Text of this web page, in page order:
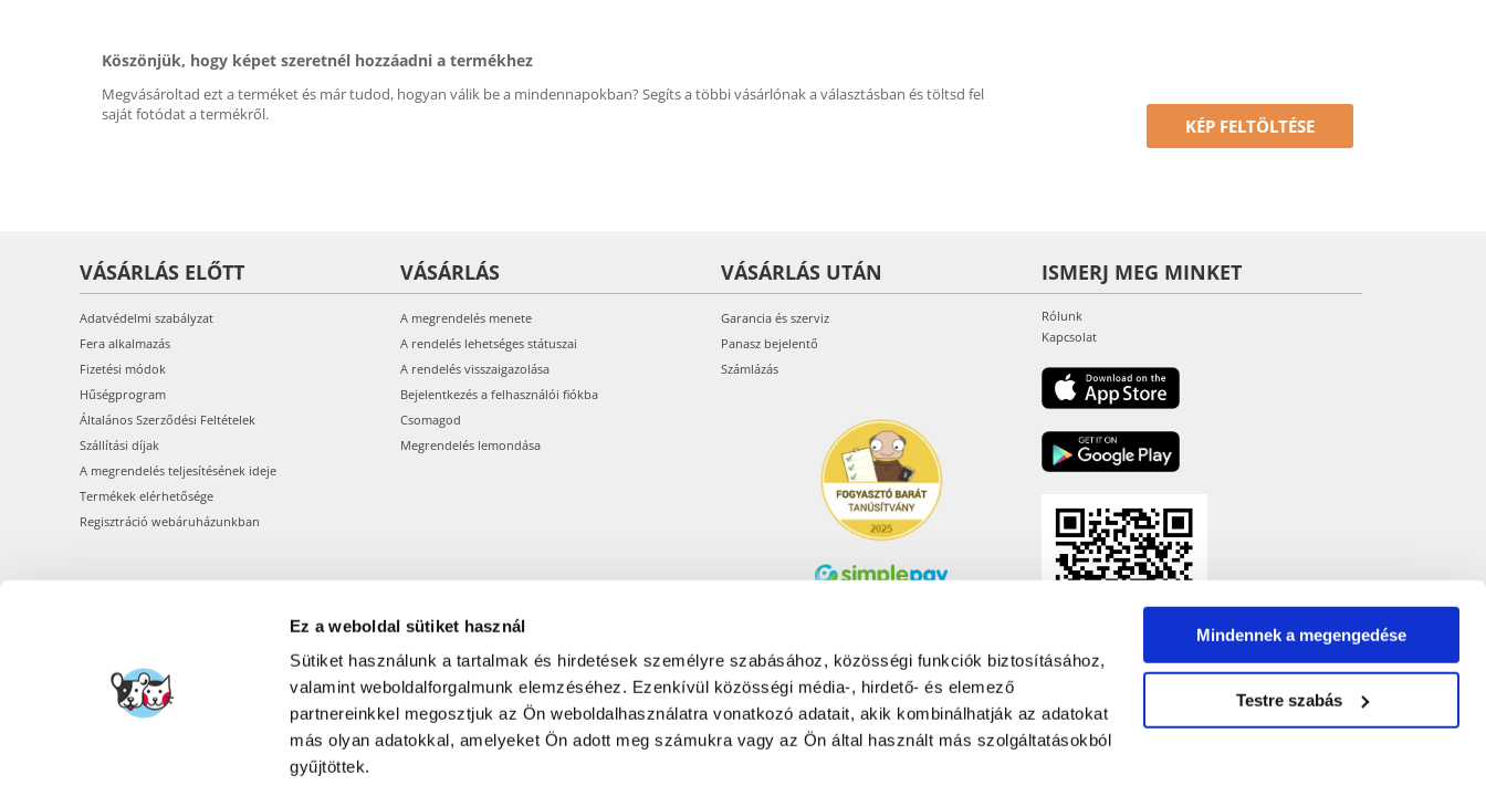
Ez a weboldal sütiket használ
Sütiket használunk a tartalmak és hirdetések személyre szabásához, közösségi funkciók biztosításához,
valamint weboldalforgalmunk elemzéséhez. Ezenkívül közösségi média-, hirdető- és elemező
partnereinkkel megosztjuk az Ön weboldalhasználatra vonatkozó adatait, akik kombinálhatják az adatokat
más olyan adatokkal, amelyeket Ön adott meg számukra vagy az Ön által használt más szolgáltatásokból
gyűjtöttek.
Mindennek a megengedése
Testre szabás
Köszönjük, hogy képet szeretnél hozzáadni a termékhez
Megvásároltad ezt a terméket és már tudod, hogyan válik be a mindennapokban? Segíts a többi vásárlónak a választásban és töltsd fel
saját fotódat a termékről.
KÉP FELTÖLTÉSE
VÁSÁRLÁS ELŐTT
Adatvédelmi szabályzat
Fera alkalmazás
Fizetési módok
Hűségprogram
Általános Szerződési Feltételek
Szállítási díjak
A megrendelés teljesítésének ideje
Termékek elérhetősége
Regisztráció webáruházunkban
VÁSÁRLÁS
A megrendelés menete
A rendelés lehetséges státuszai
A rendelés visszaigazolása
Bejelentkezés a felhasználói fiókba
Csomagod
Megrendelés lemondása
VÁSÁRLÁS UTÁN
Garancia és szerviz
Panasz bejelentő
Számlázás
Olcsóbbat.hu – Spórolni
tudni kell
ISMERJ MEG MINKET
Rólunk
Kapcsolat